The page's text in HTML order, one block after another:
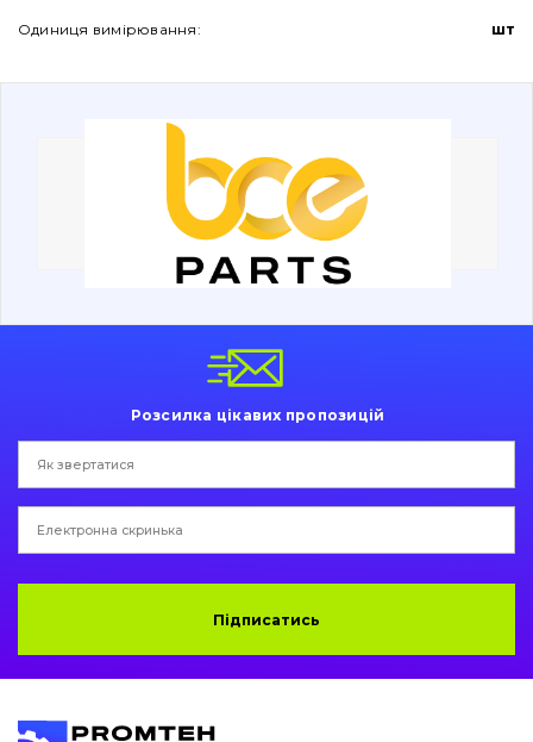
Вакансії
Фільтри та мастильні матеріали
Болти, гайки і елементи кріплення
Захист (ковша, адаптера)
Пальці та Втулки
Гідравліка
написати
листа
Одиниця вимірювання: шт
Розсилка цікавих пропозицій
Підписатись